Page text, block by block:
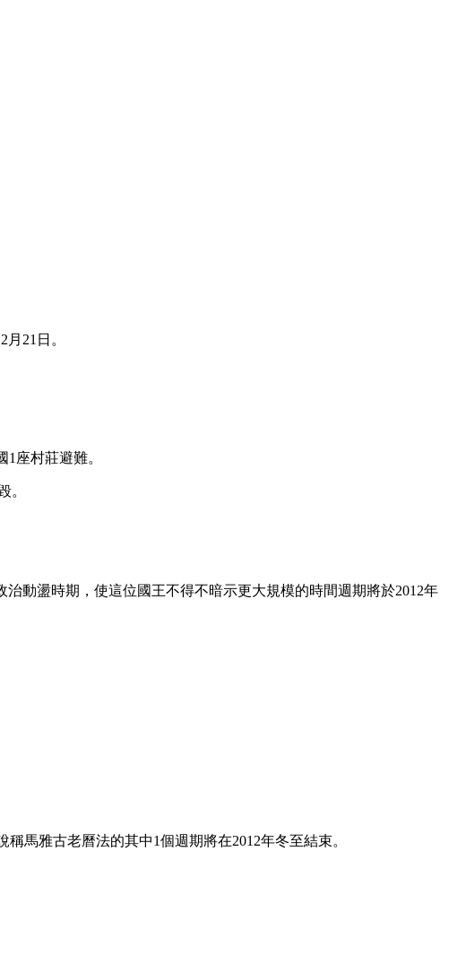
21日。
座村莊避難。
。
動盪時期，使這位國王不得不暗示更大規模的時間週期將於2012年
馬雅古老曆法的其中1個週期將在2012年冬至結束。